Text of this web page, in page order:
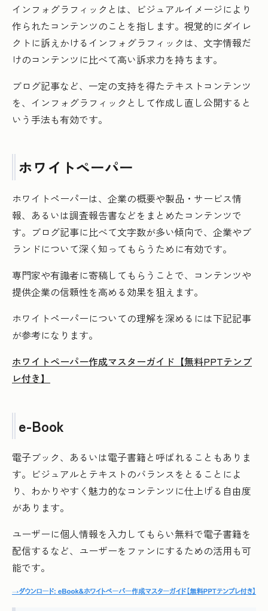
インフォグラフィックとは、ビジュアルイメージにより
作られたコンテンツのことを指します。視覚的にダイレ
クトに訴えかけるインフォグラフィックは、文字情報だ
けのコンテンツに比べて高い訴求力を持ちます。
ブログ記事など、一定の支持を得たテキストコンテンツ
を、インフォグラフィックとして作成し直し公開すると
いう手法も有効です。
ホワイトペーパー
ホワイトペーパーは、企業の概要や製品・サービス情
報、あるいは調査報告書などをまとめたコンテンツで
す。ブログ記事に比べて文字数が多い傾向で、企業やブ
ランドについて深く知ってもらうために有効です。
専門家や有識者に寄稿してもらうことで、コンテンツや
提供企業の信頼性を高める効果を狙えます。
ホワイトペーパーについての理解を深めるには下記記事
が参考になります。
ホワイトペーパー作成マスターガイド【無料PPTテンプ
レ付き】
e-Book
電子ブック、あるいは電子書籍と呼ばれることもありま
す。ビジュアルとテキストのバランスをとることによ
り、わかりやすく魅力的なコンテンツに仕上げる自由度
があります。
ユーザーに個人情報を入力してもらい無料で電子書籍を
配信するなど、ユーザーをファンにするための活用も可
能です。